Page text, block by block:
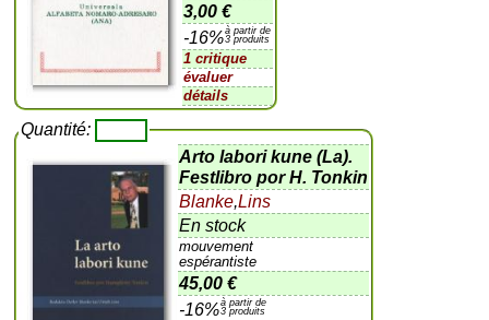
3,00 €
-16%à partir de
3 produits
1 critique
évaluer
détails
Quantité:
Arto labori kune (La).
Festlibro por H. Tonkin
Blanke,Lins
En stock
mouvement
espérantiste
45,00 €
-16%à partir de
3 produits